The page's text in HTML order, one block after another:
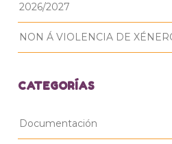
2026/2027
NON Á VIOLENCIA DE
CATEGORÍAS
Documentación